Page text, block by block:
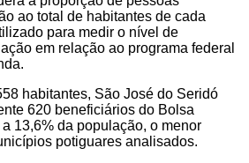
ao total de habitantes de cada
para medir o nível de
em relação ao programa federal
habitantes, São José do Seridó
620 beneficiários do Bolsa
13,6% da população, o menor
potiguares analisados.